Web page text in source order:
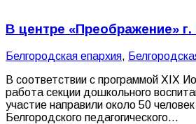
В центре «Преображение»
Белгородская епархия,
В соответствии с программой XIX
работа секции дошкольного
участие направили около 50
Белгородского педагогического…